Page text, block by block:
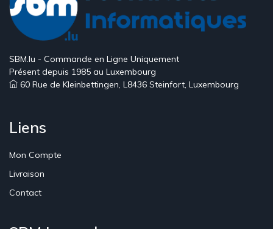
SBM.lu - Commande en Ligne Uniquement
Présent depuis 1985 au Luxembourg
60 Rue de Kleinbettingen, L8436 Steinfort, Luxembourg
Liens
Mon Compte
Livraison
Contact